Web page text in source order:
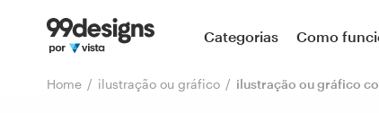
Categorias Como
Home ilustração ou gráfico ilustração ou gráfico
Página inicial
Pesquisar categorias